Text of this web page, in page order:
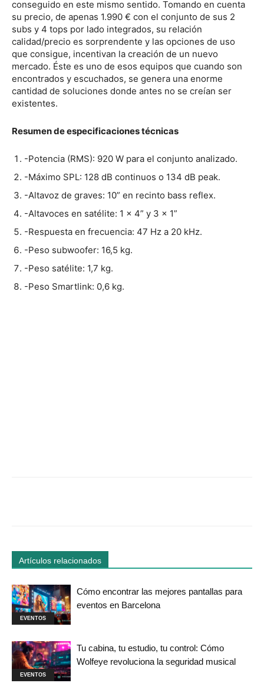
conseguido en este mismo sentido. Tomando en cuenta
su precio, de apenas 1.990 € con el conjunto de sus 2
subs y 4 tops por lado integrados, su relación
calidad/precio es sorprendente y las opciones de uso
que consigue, incentivan la creación de un nuevo
mercado. Éste es uno de esos equipos que cuando son
encontrados y escuchados, se genera una enorme
cantidad de soluciones donde antes no se creían ser
existentes.
Resumen de especificaciones técnicas
-Potencia (RMS): 920 W para el conjunto analizado.
-Máximo SPL: 128 dB continuos o 134 dB peak.
-Altavoz de graves: 10” en recinto bass reflex.
-Altavoces en satélite: 1 x 4” y 3 x 1”
-Respuesta en frecuencia: 47 Hz a 20 kHz.
-Peso subwoofer: 16,5 kg.
-Peso satélite: 1,7 kg.
-Peso Smartlink: 0,6 kg.
Artículos relacionados
EVENTOS
Cómo encontrar las mejores pantallas para
eventos en Barcelona
EVENTOS
Tu cabina, tu estudio, tu control: Cómo
Wolfeye revoluciona la seguridad musical